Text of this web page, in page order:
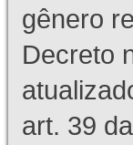
gênero
Decreto
art. 39